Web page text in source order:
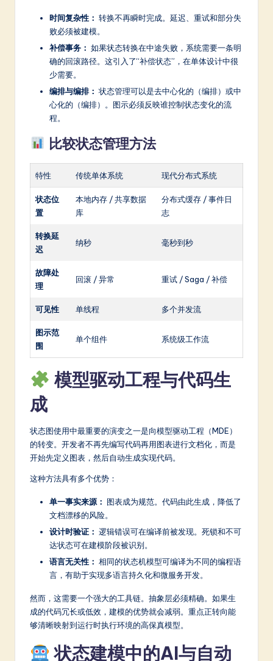
时间复杂性： 转换不再瞬时完成。延迟、重试和部分失
败必须被建模。
补偿事务： 如果状态转换在中途失败，系统需要一条明
确的回滚路径。这引入了“补偿状态”，在单体设计中很
少需要。
编排与编排： 状态管理可以是去中心化的（编排）或中
心化的（编排）。图示必须反映谁控制状态变化的流
程。
比较状态管理方法
特性 传统单体系统 现代分布式系统
状态位
置
本地内存 / 共享数据
库
分布式缓存 / 事件日
志
转换延
迟
纳秒 毫秒到秒
故障处
理
回滚 / 异常 重试 / Saga / 补偿
可见性 单线程 多个并发流
图示范
围
单个组件 系统级工作流
模型驱动工程与代码生
成
状态图使用中最重要的演变之一是向模型驱动工程（MDE）
的转变。开发者不再先编写代码再用图表进行文档化，而是
开始先定义图表，然后自动生成实现代码。
这种方法具有多个优势：
单一事实来源： 图表成为规范。代码由此生成，降低了
文档漂移的风险。
设计时验证： 逻辑错误可在编译前被发现。死锁和不可
达状态可在建模阶段被识别。
语言无关性： 相同的状态机模型可编译为不同的编程语
言，有助于实现多语言持久化和微服务开发。
然而，这需要一个强大的工具链。抽象层必须精确。如果生
成的代码冗长或低效，建模的优势就会减弱。重点正转向能
够清晰映射到运行时执行环境的高保真模型。
状态建模中的AI与自动